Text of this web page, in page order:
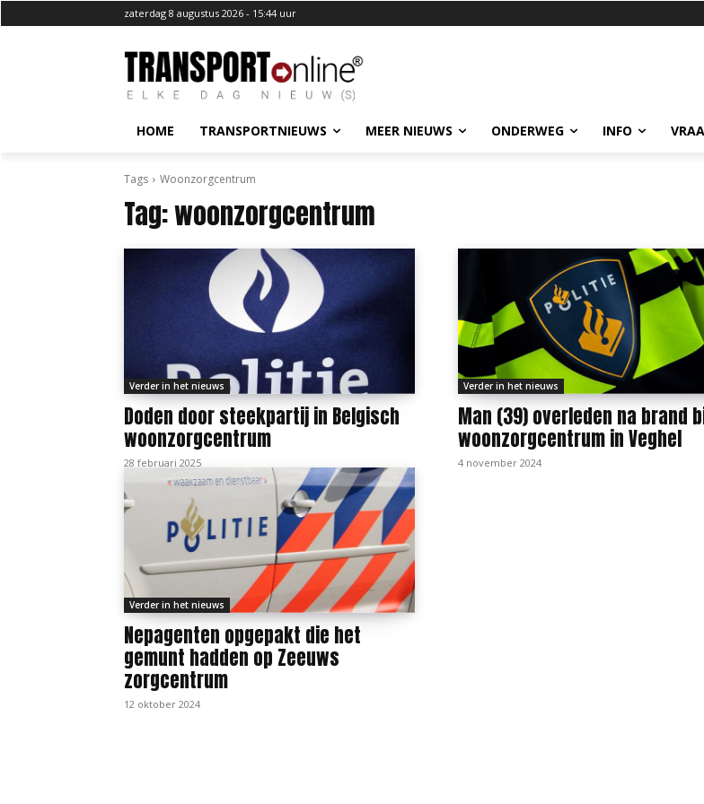
zaterdag 8 augustus 2026 - 15:44 uur
HOME TRANSPORTNIEUWS MEER NIEUWS ONDERWEG INFO
Tags Woonzorgcentrum
Tag:woonzorgcentrum
Verder in het nieuws
Doden door steekpartij in Belgisch
woonzorgcentrum
28 februari 2025
Verder in het nieuws
Man (39) overleden na brand
woonzorgcentrum in Veghel
4 november 2024
Verder in het nieuws
Nepagenten opgepakt die het
gemunt hadden op Zeeuws
zorgcentrum
12 oktober 2024